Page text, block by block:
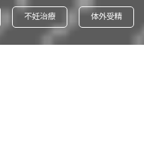
不妊治療 体外受精